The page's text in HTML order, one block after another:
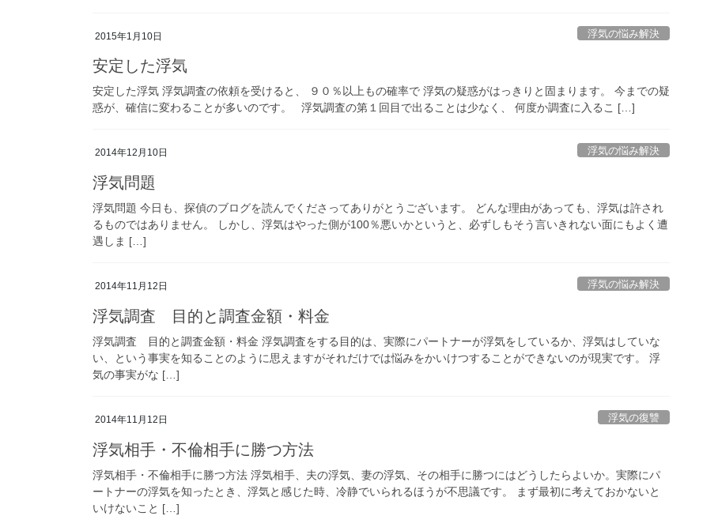
2015年1月10日 浮気の悩み解決
安定した浮気
安定した浮気 浮気調査の依頼を受けると、 ９０％以上もの確率で 浮気の疑惑がはっきりと固まります。 今までの疑
惑が、確信に変わることが多いのです。 浮気調査の第１回目で出ることは少なく、 何度か調査に入るこ […]
2014年12月10日 浮気の悩み解決
浮気問題
浮気問題 今日も、探偵のブログを読んでくださってありがとうございます。 どんな理由があっても、浮気は許され
るものではありません。 しかし、浮気はやった側が100％悪いかというと、必ずしもそう言いきれない面にもよく遭
遇しま […]
2014年11月12日 浮気の悩み解決
浮気調査 目的と調査金額・料金
浮気調査 目的と調査金額・料金 浮気調査をする目的は、実際にパートナーが浮気をしているか、浮気はしていな
い、という事実を知ることのように思えますがそれだけでは悩みをかいけつすることができないのが現実です。 浮
気の事実がな […]
2014年11月12日 浮気の復讐
浮気相手・不倫相手に勝つ方法
浮気相手・不倫相手に勝つ方法 浮気相手、夫の浮気、妻の浮気、その相手に勝つにはどうしたらよいか。実際にパ
ートナーの浮気を知ったとき、浮気と感じた時、冷静でいられるほうが不思議です。 まず最初に考えておかないと
いけないこと […]